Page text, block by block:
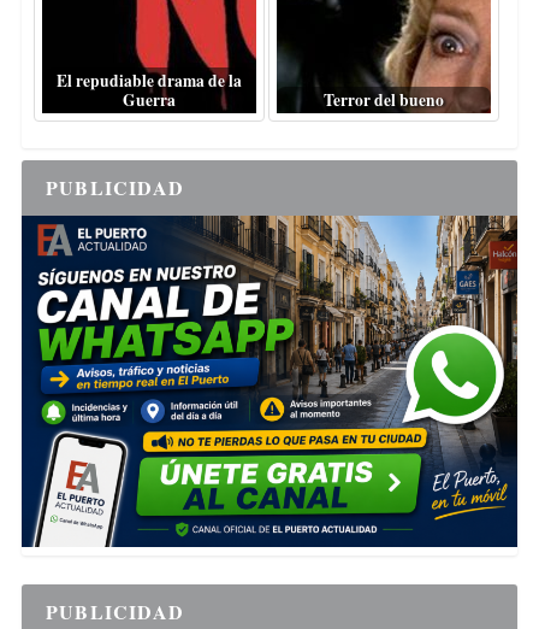
El repudiable drama de la
Guerra
Terror del bueno
PUBLICIDAD
PUBLICIDAD